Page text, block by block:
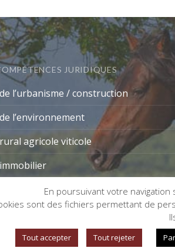
JURIDIQUES
l’urbanisme / construction
l’environnement
agricole viticole
des cookies
En poursuivant votre
sont des fichiers permettant de
Tout accepter Tout rejeter